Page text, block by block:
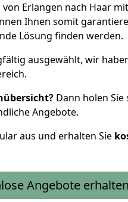
Erlangen nach Haar
Ihnen somit
Lösung finden werden.
ausgewählt, wir
Dann holen Sie
Angebote.
aus und erhalten Sie
Angebote erhalten